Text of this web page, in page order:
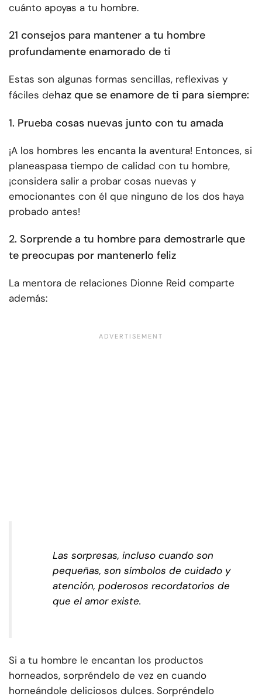
cuánto apoyas a tu hombre.
21 consejos para mantener a tu hombre
profundamente enamorado de ti
Estas son algunas formas sencillas, reflexivas y
fáciles dehaz que se enamore de ti para siempre:
1. Prueba cosas nuevas junto con tu amada
¡A los hombres les encanta la aventura! Entonces, si
planeaspasa tiempo de calidad con tu hombre,
¡considera salir a probar cosas nuevas y
emocionantes con él que ninguno de los dos haya
probado antes!
2. Sorprende a tu hombre para demostrarle que
te preocupas por mantenerlo feliz
La mentora de relaciones Dionne Reid comparte
además:
Las sorpresas, incluso cuando son
pequeñas, son símbolos de cuidado y
atención, poderosos recordatorios de
que el amor existe.
Si a tu hombre le encantan los productos
horneados, sorpréndelo de vez en cuando
horneándole deliciosos dulces. Sorpréndelo